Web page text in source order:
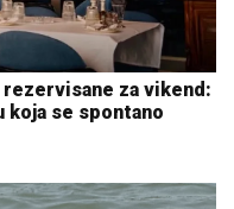
za vikend:
koja se spontano